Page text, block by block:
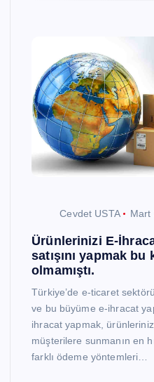
Cevdet USTA Mart
Ürünlerinizi E-
satışını yapmak
olmamıştı.
Türkiye’de e-ticaret
ve bu büyüme e-ihracat
ihracat yapmak,
müşterilere sunmanın en
farklı ödeme yöntemleri…